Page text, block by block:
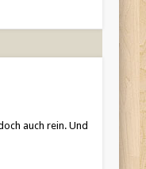
auch rein. Und